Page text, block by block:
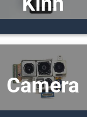
Camera